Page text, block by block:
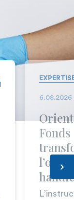
6.08.2026
Fonds
l’offre